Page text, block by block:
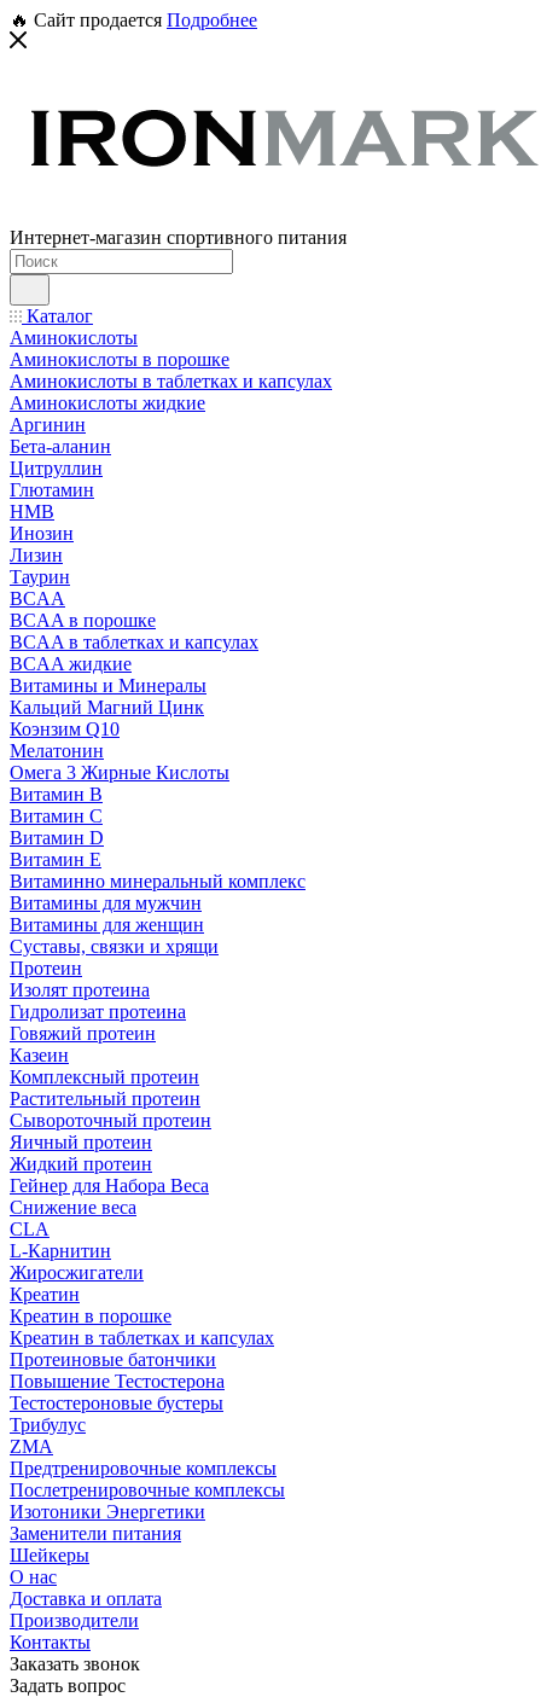
🔥 Сайт продается Подробнее
Интернет-магазин спортивного питания
Каталог
Аминокислоты
Аминокислоты в порошке
Аминокислоты в таблетках и капсулах
Аминокислоты жидкие
Аргинин
Бета-аланин
Цитруллин
Глютамин
HMB
Инозин
Лизин
Таурин
BCAA
BCAA в порошке
BCAA в таблетках и капсулах
BCAA жидкие
Витамины и Минералы
Кальций Магний Цинк
Коэнзим Q10
Мелатонин
Омега 3 Жирные Кислоты
Витамин B
Витамин C
Витамин D
Витамин E
Витаминно минеральный комплекс
Витамины для мужчин
Витамины для женщин
Суставы, связки и хрящи
Протеин
Изолят протеина
Гидролизат протеина
Говяжий протеин
Казеин
Комплексный протеин
Растительный протеин
Сывороточный протеин
Яичный протеин
Жидкий протеин
Гейнер для Набора Веса
Снижение веса
CLA
L-Карнитин
Жиросжигатели
Креатин
Креатин в порошке
Креатин в таблетках и капсулах
Протеиновые батончики
Повышение Тестостерона
Тестостероновые бустеры
Трибулус
ZMA
Предтренировочные комплексы
Послетренировочные комплексы
Изотоники Энергетики
Заменители питания
Шейкеры
О нас
Доставка и оплата
Производители
Контакты
Заказать звонок
Задать вопрос